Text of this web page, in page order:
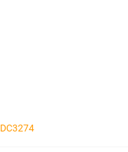
DC3274